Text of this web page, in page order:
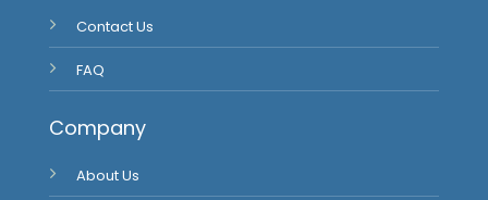
Contact Us
FAQ
Company
About Us